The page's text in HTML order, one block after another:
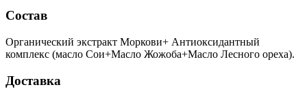
Состав
Органический экстракт Моркови+ Антиоксидантный
комплекс (масло Сои+Масло Жожоба+Масло Лесного ореха).
Доставка